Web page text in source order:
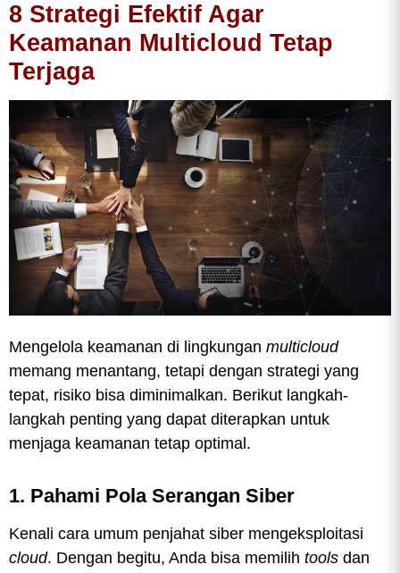
8 Strategi Efektif Agar
Keamanan Multicloud Tetap
Terjaga
Mengelola keamanan di lingkungan multicloud
memang menantang, tetapi dengan strategi yang
tepat, risiko bisa diminimalkan. Berikut langkah-
langkah penting yang dapat diterapkan untuk
menjaga keamanan tetap optimal.
1. Pahami Pola Serangan Siber
Kenali cara umum penjahat siber mengeksploitasi
cloud. Dengan begitu, Anda bisa memilih tools dan